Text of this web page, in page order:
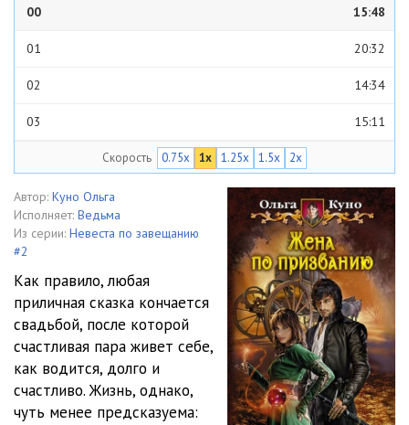
00 15:48
01 20:32
02 14:34
03 15:11
05 16:56
06 15:16
16:02
08 18:41
09 16:45
10 19:02
11 12:50
Скорость 0.75x 1x 1.25x 1.5x 2x
Автор: Куно Ольга
Исполняет: Ведьма
Из серии: Невеста по завещанию
#2
Как правило, любая
приличная сказка кончается
свадьбой, после которой
счастливая пара живет себе,
как водится, долго и
счастливо. Жизнь, однако,
чуть менее предсказуема: